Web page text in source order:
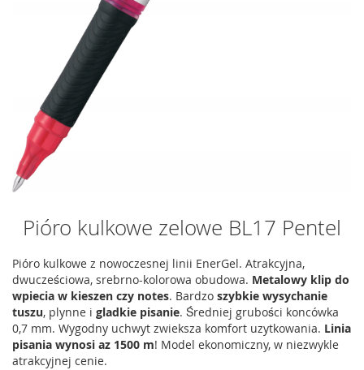
Pióro kulkowe zelowe BL17 Pentel
Pióro kulkowe z nowoczesnej linii EnerGel. Atrakcyjna,
dwucześciowa, srebrno-kolorowa obudowa. Metalowy klip do
wpiecia w kieszen czy notes. Bardzo szybkie wysychanie
tuszu, plynne i gladkie pisanie. Średniej grubości koncówka
0,7 mm. Wygodny uchwyt zwieksza komfort uzytkowania. Linia
pisania wynosi az 1500 m! Model ekonomiczny, w niezwykle
atrakcyjnej cenie.